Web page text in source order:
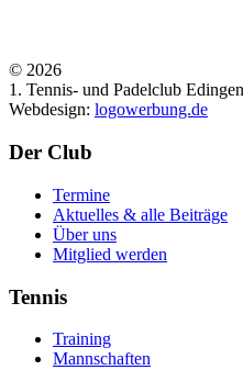
© 2026
1. Tennis- und Padelclub
Webdesign: logowerbung.de
Der Club
Termine
Aktuelles & alle Beiträge
Über uns
Mitglied werden
Tennis
Training
Mannschaften